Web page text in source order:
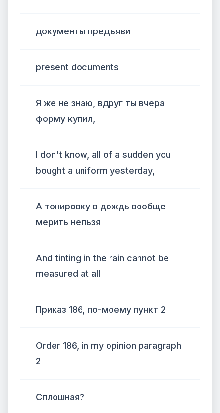
документы предъяви
present documents
Я же не знаю, вдруг ты вчера
форму купил,
I don't know, all of a sudden you
bought a uniform yesterday,
А тонировку в дождь вообще
мерить нельзя
And tinting in the rain cannot be
measured at all
Приказ 186, по-моему пункт 2
Order 186, in my opinion paragraph
2
Сплошная?